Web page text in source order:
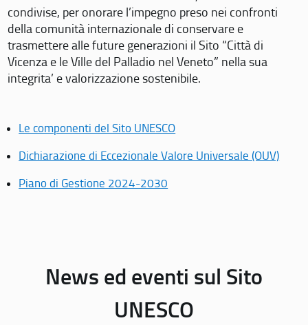
condivise, per onorare l’impegno preso nei confronti
della comunità internazionale di conservare e
trasmettere alle future generazioni il Sito “Città di
Vicenza e le Ville del Palladio nel Veneto” nella sua
integrita’ e valorizzazione sostenibile.
Le componenti del Sito UNESCO
Dichiarazione di Eccezionale Valore Universale (OUV)
Piano di Gestione 2024-2030
News ed eventi sul Sito
UNESCO